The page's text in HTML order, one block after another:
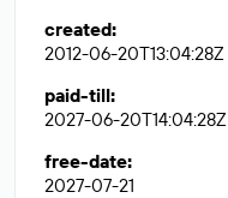
created:
2012-06-20T13:04:28Z
paid-till:
2027-06-20T14:04:28Z
free-date:
2027-07-21